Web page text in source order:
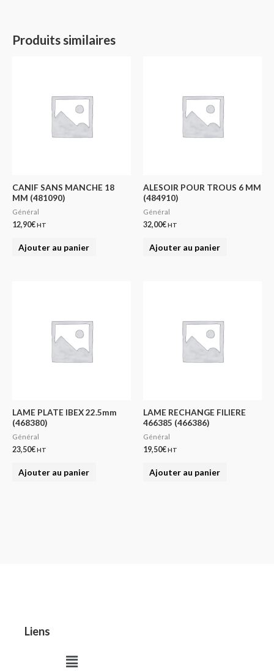
Produits similaires
CANIF SANS MANCHE 18
MM (481090)
Général
12,90€HT
Ajouter au panier
ALESOIR POUR TROUS 6 MM
(484910)
Général
32,00€HT
Ajouter au panier
LAME PLATE IBEX 22.5mm
(468380)
Général
23,50€HT
Ajouter au panier
LAME RECHANGE FILIERE
466385 (466386)
Général
19,50€HT
Ajouter au panier
Liens
Menu